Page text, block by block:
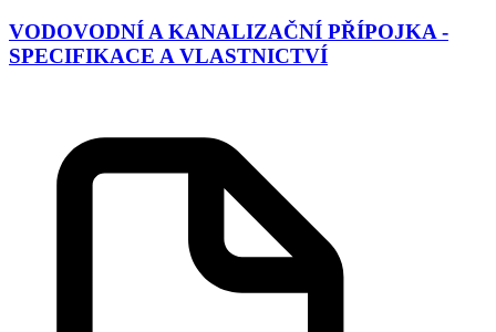
VODOVODNÍ A KANALIZAČNÍ PŘÍPOJKA -
SPECIFIKACE A VLASTNICTVÍ